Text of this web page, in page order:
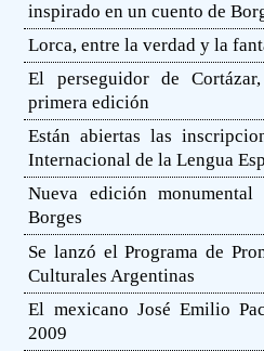
inspirado en un cuento de
Lorca, entre la verdad y la
El perseguidor de
primera edición
Están abiertas las
Internacional de la Lengua
Nueva edición
Borges
Se lanzó el Programa de
Culturales Argentinas
El mexicano José Emilio
2009